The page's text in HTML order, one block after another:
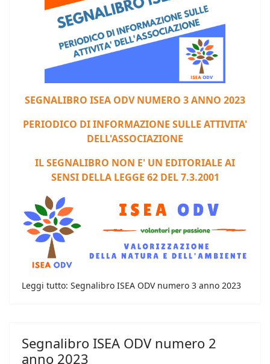
SEGNALIBRO ISEA ODV NUMERO 3 ANNO 2023
PERIODICO DI INFORMAZIONE SULLE ATTIVITA'
DELL'ASSOCIAZIONE
IL SEGNALIBRO NON E' UN EDITORIALE AI
SENSI DELLA LEGGE 62 DEL 7.3.2001
Leggi tutto: Segnalibro ISEA ODV numero 3 anno 2023
Segnalibro ISEA ODV numero 2
anno 2023